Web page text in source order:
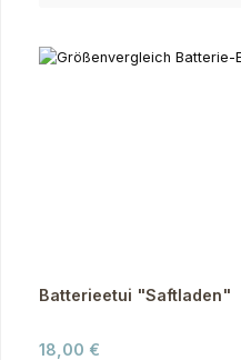
Batterieetui "Saftladen"
Regulärer Preis:
18,00 €